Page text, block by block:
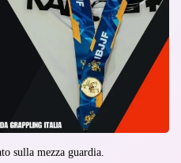
sulla mezza guardia.